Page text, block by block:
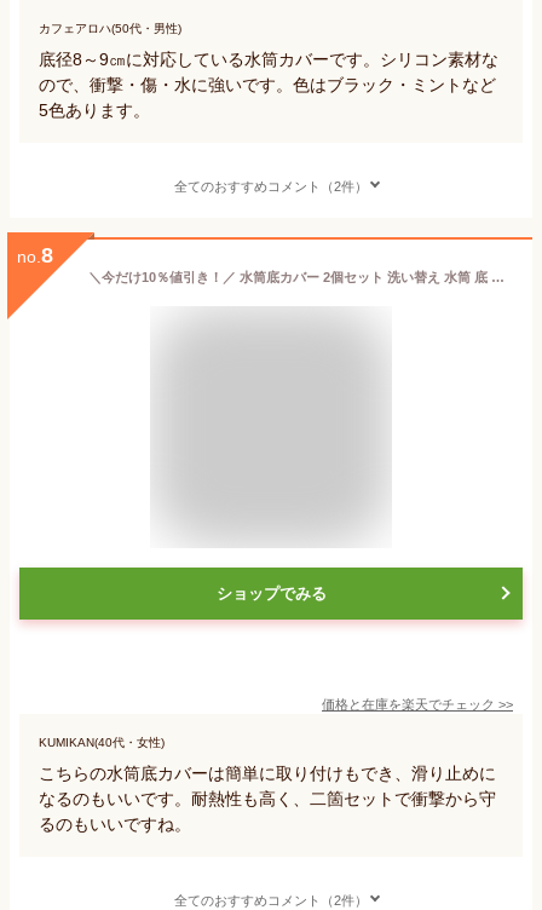
カフェアロハ(50代・男性)
底径8～9㎝に対応している水筒カバーです。シリコン素材な
ので、衝撃・傷・水に強いです。色はブラック・ミントなど
5色あります。
全てのおすすめコメント（2件）
no. 8
＼今だけ10％値引き！／ 水筒底カバー 2個セット 洗い替え 水筒 底 傷 底キャップ ボトルカバー 耐熱性 滑り止め シリコン カバー ソフトカバー ボトル底 魔法瓶 6.5cm 7cm 7.5cm 子供 キッズ 小学生 中学生 夏 傷防止 哺乳瓶 飲料ボトル おすすめ
ショップでみる
価格と在庫を楽天でチェック >>
KUMIKAN(40代・女性)
こちらの水筒底カバーは簡単に取り付けもでき、滑り止めに
なるのもいいです。耐熱性も高く、二箇セットで衝撃から守
るのもいいですね。
全てのおすすめコメント（2件）